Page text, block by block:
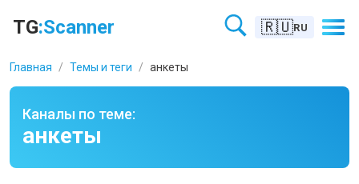
TG:Scanner 🇷🇺RU
Главная / Темы и теги / анкеты
Каналы по теме:
анкеты